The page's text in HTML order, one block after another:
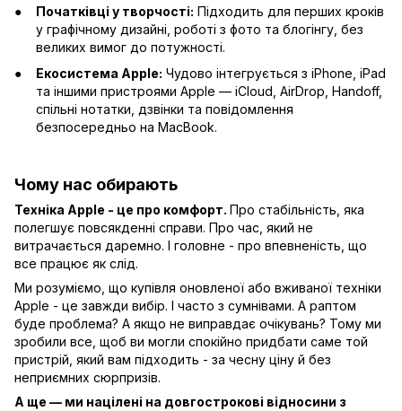
Початківці у творчості: Підходить для перших кроків
у графічному дизайні, роботі з фото та блогінгу, без
великих вимог до потужності.
Екосистема Apple: Чудово інтегрується з iPhone, iPad
та іншими пристроями Apple — iCloud, AirDrop, Handoff,
спільні нотатки, дзвінки та повідомлення
безпосередньо на MacBook.
Чому нас обирають
Техніка Apple - це про комфорт. Про стабільність, яка
полегшує повсякденні справи. Про час, який не
витрачається даремно. І головне - про впевненість, що
все працює як слід.
Ми розуміємо, що купівля оновленої або вживаної техніки
Apple - це завжди вибір. І часто з сумнівами. А раптом
буде проблема? А якщо не виправдає очікувань? Тому ми
зробили все, щоб ви могли спокійно придбати саме той
пристрій, який вам підходить - за чесну ціну й без
неприємних сюрпризів.
А ще — ми націлені на довгострокові відносини з